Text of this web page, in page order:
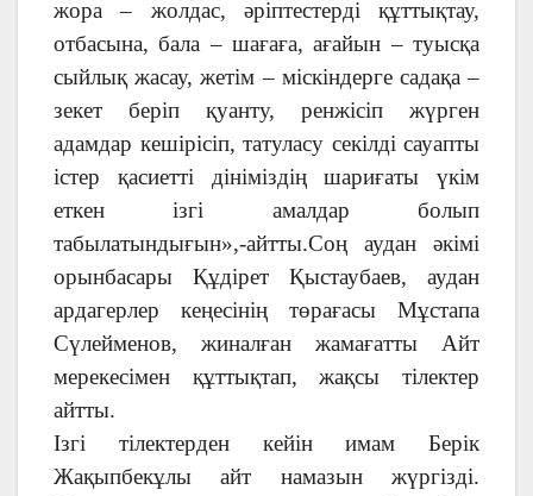
жора – жолдас, әріптестерді құттықтау,
отбасына, бала – шағаға, ағайын – туысқа
сыйлық жасау, жетім – міскіндерге садақа –
зекет беріп қуанту, ренжісіп жүрген
адамдар кешірісіп, татуласу секілді сауапты
істер қасиетті дініміздің шариғаты үкім
еткен ізгі амалдар болып
табылатындығын»,-айтты.Соң аудан әкімі
орынбасары Құдірет Қыстаубаев, аудан
ардагерлер кеңесінің төрағасы Мұстапа
Сүлейменов, жиналған жамағатты Айт
мерекесімен құттықтап, жақсы тілектер
айтты.
Ізгі тілектерден кейін имам Берік
Жақыпбекұлы айт намазын жүргізді.